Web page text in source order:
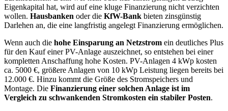
Eigenkapital hat, wird auf eine kluge Finanzierung nicht verzichten
wollen. Hausbanken oder die KfW-Bank bieten zinsgünstig
Darlehen an, die eine langfristig angelegt Finanzierung ermöglichen.
Wenn auch die hohe Einsparung an Netzstrom ein deutliches Plus
für den Kauf einer PV-Anlage auszeichnet, so entstehen bei einer
kompletten Anschaffung hohe Kosten. PV-Anlagen 4 kWp kosten
ca. 5000 €, größere Anlagen von 10 kWp Leistung liegen bereits bei
12.000 €. Hinzu kommt die Größe des Stromspeichers und
Montage. Die Finanzierung einer solchen Anlage ist im
Vergleich zu schwankenden Stromkosten ein stabiler Posten.